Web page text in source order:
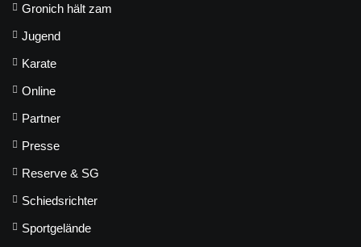
Gronich hält zam
Jugend
Karate
Online
Partner
Presse
Reserve & SG
Schiedsrichter
Sportgelände